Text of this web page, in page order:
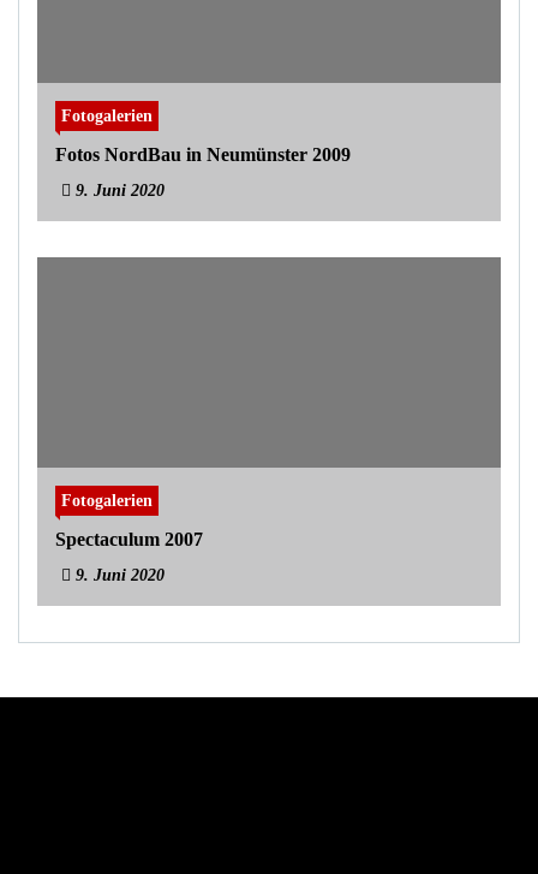
Fotogalerien
Fotos NordBau in Neumünster 2009
9. Juni 2020
Fotogalerien
Spectaculum 2007
9. Juni 2020